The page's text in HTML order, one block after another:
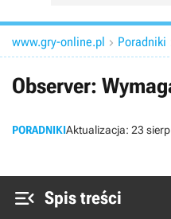
www.gry-online.pl  Poradniki
Observer:
PORADNIKIAktualizacja: 23
 Spis treści